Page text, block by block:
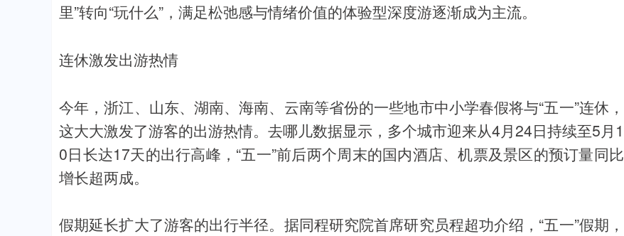
里”转向“玩什么”，满足松弛感与情绪价值的体验型深度游逐渐成为主流。
连休激发出游热情
今年，浙江、山东、湖南、海南、云南等省份的一些地市中小学春假将与“五一”连休，
这大大激发了游客的出游热情。去哪儿数据显示，多个城市迎来从4月24日持续至5月1
0日长达17天的出行高峰，“五一”前后两个周末的国内酒店、机票及景区的预订量同比
增长超两成。
假期延长扩大了游客的出行半径。据同程研究院首席研究员程超功介绍，“五一”假期，